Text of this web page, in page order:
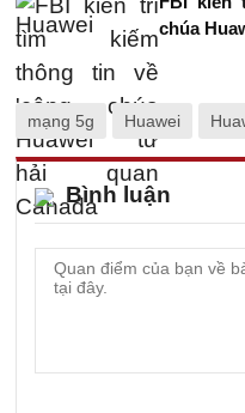
chúa
mạng 5g Huawei
Bình luận